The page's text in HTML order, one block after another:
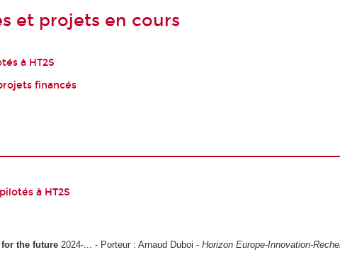
et projets en cours
à HT2S
financés
à HT2S
for the future 2024-... - Porteur : Arnaud Duboi -Horizon Europe-Innovation-